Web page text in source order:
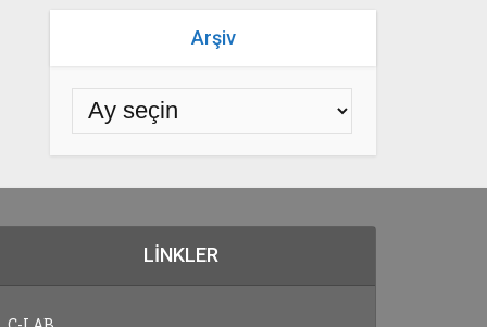
Arşiv
LINKLER